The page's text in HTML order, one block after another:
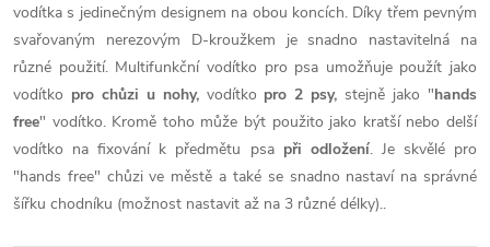
vodítka s jedinečným designem na obou koncích. Díky třem pevným
svařovaným nerezovým D-kroužkem je snadno nastavitelná na
různé použití. Multifunkční vodítko pro psa umožňuje použít jako
vodítko pro chůzi u nohy,vodítko pro 2 psy, stejně jako "hands
free" vodítko. Kromě toho může být použito jako kratší nebo delší
vodítko na fixování k předmětu psa při odložení. Je skvělé pro
"hands free" chůzi ve městě a také se snadno nastaví na správné
šířku chodníku (možnost nastavit až na 3 různé délky)..